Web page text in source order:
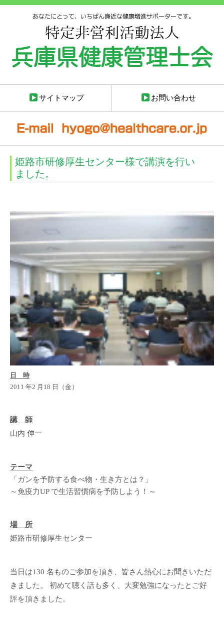
サイトマップ お問い合わせ
姫路市研修厚生センター様で講演を行い
ました。
日 時
2011 年2 月18 日（金）
講 師
山内 伸一
テーマ
「ガンを予防する食べ物・生き方とは？」
～免疫力UP で生活習慣病を予防しよう！～
場 所
姫路市研修厚生センター
当日は130 名ものご参加を頂き、皆さん熱心にお聞きいただ
きました。 初めて聴く話も多く、大変勉強になったとご好
評を頂きました。